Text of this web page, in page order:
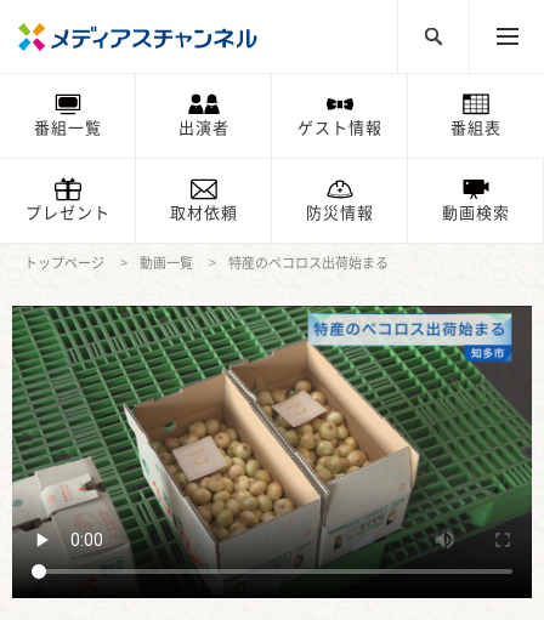
番組一覧 出演者 ゲスト情報 番組表
プレゼント 取材依頼 防災情報 動画検索
トップページ 動画一覧 特産のペコロス出荷始まる